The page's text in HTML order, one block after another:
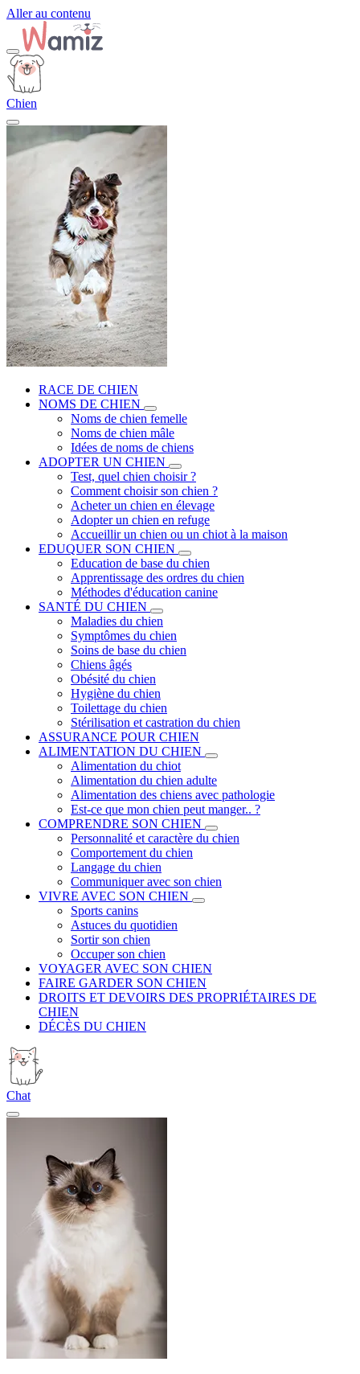
Aller au contenu
Chien
RACE DE CHIEN
NOMS DE CHIEN
Noms de chien femelle
Noms de chien mâle
Idées de noms de chiens
ADOPTER UN CHIEN
Test, quel chien choisir ?
Comment choisir son chien ?
Acheter un chien en élevage
Adopter un chien en refuge
Accueillir un chien ou un chiot à la maison
EDUQUER SON CHIEN
Education de base du chien
Apprentissage des ordres du chien
Méthodes d'éducation canine
SANTÉ DU CHIEN
Maladies du chien
Symptômes du chien
Soins de base du chien
Chiens âgés
Obésité du chien
Hygiène du chien
Toilettage du chien
Stérilisation et castration du chien
ASSURANCE POUR CHIEN
ALIMENTATION DU CHIEN
Alimentation du chiot
Alimentation du chien adulte
Alimentation des chiens avec pathologie
Est-ce que mon chien peut manger.. ?
COMPRENDRE SON CHIEN
Personnalité et caractère du chien
Comportement du chien
Langage du chien
Communiquer avec son chien
VIVRE AVEC SON CHIEN
Sports canins
Astuces du quotidien
Sortir son chien
Occuper son chien
VOYAGER AVEC SON CHIEN
FAIRE GARDER SON CHIEN
DROITS ET DEVOIRS DES PROPRIÉTAIRES DE
CHIEN
DÉCÈS DU CHIEN
Chat